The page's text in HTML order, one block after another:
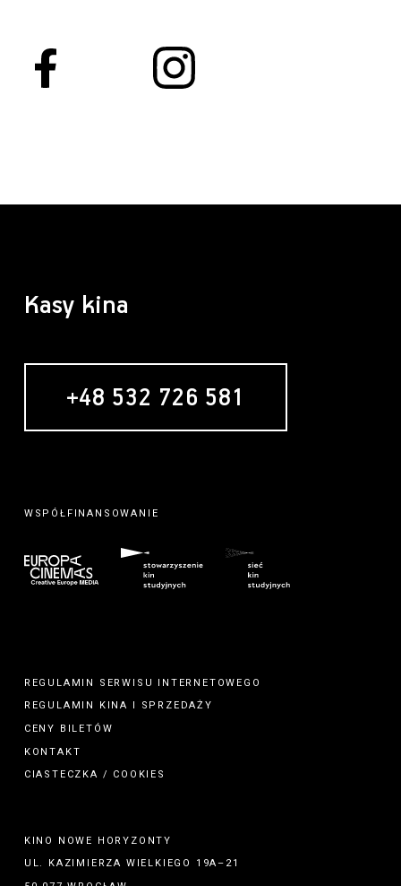
Kasy kina
+48 532 726 581
WSPÓŁFINANSOWANIE
REGULAMIN SERWISU INTERNETOWEGO
REGULAMIN
KINA
SPRZEDAŻY
CENY BILETÓW
KONTAKT
CIASTECZKA / COOKIES
KINO NOWE HORYZONTY
UL. KAZIMIERZA WIELKIEGO 19A–21